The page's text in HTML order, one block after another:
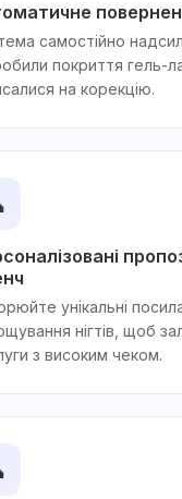
самостійно
покриття гель-
на корекцію.
унікальні
нігтів, щоб
з високим чеком.